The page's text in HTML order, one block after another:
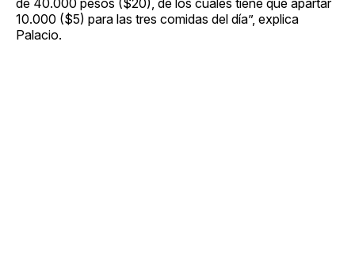
10.000 ($5) para las tres comidas del día”, explica
Palacio.